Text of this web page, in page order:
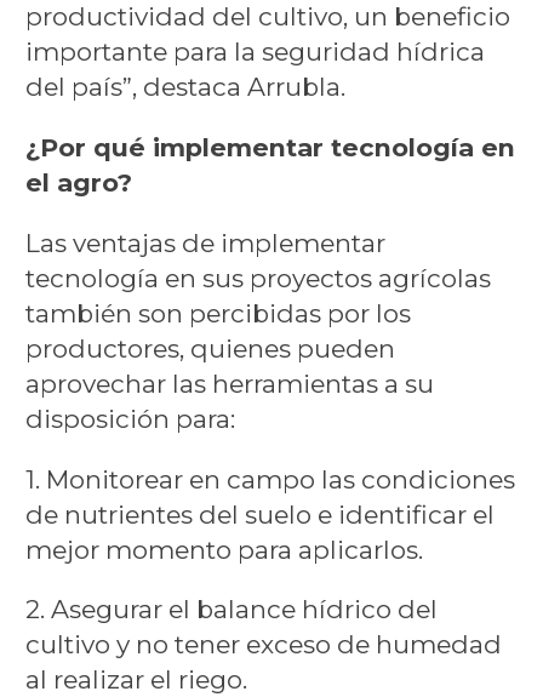
productividad del cultivo, un beneficio
importante para la seguridad hídrica
del país”, destaca Arrubla.
¿Por qué implementar tecnología en
el agro?
Las ventajas de implementar
tecnología en sus proyectos agrícolas
también son percibidas por los
productores, quienes pueden
aprovechar las herramientas a su
disposición para:
1. Monitorear en campo las condiciones
de nutrientes del suelo e identificar el
mejor momento para aplicarlos.
2. Asegurar el balance hídrico del
cultivo y no tener exceso de humedad
al realizar el riego.